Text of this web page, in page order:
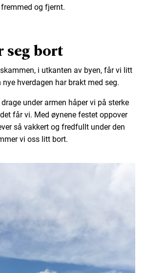
og fjernt.
seg bort
i utkanten av byen, får vi litt
hverdagen har brakt med seg.
under armen håper vi på sterke
får vi. Med øynene festet oppover
så vakkert og fredfullt under den
vi oss litt bort.